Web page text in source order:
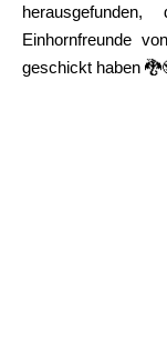
Einhornfreunde
geschickt haben